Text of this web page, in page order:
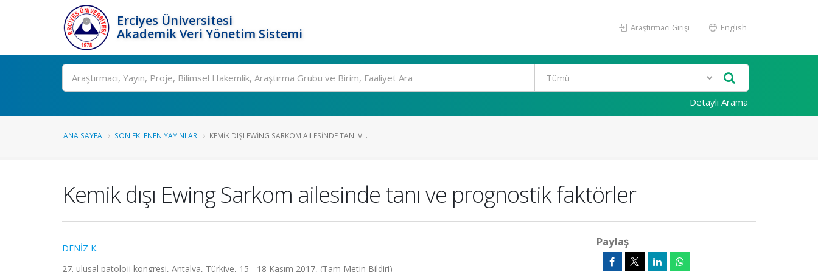
Erciyes Üniversitesi
Akademik Veri Yönetim Sistemi
Araştırmacı Girişi English
Ara
Detaylı Arama
ANA SAYFA SON EKLENEN YAYINLAR KEMIK DIŞI EWING SARKOM AILESINDE TANI V...
Kemik dışı Ewing Sarkom ailesinde tanı ve prognostik faktörler
DENİZ K.
27. ulusal patoloji kongresi, Antalya, Türkiye, 15 - 18 Kasım 2017, (Tam Metin Bildiri)
Paylaş